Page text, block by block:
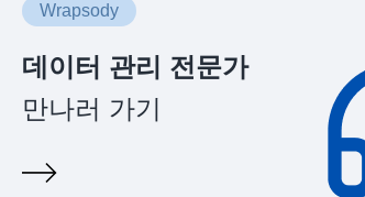
Wrapsody
데이터 관리 전문가
만나러 가기